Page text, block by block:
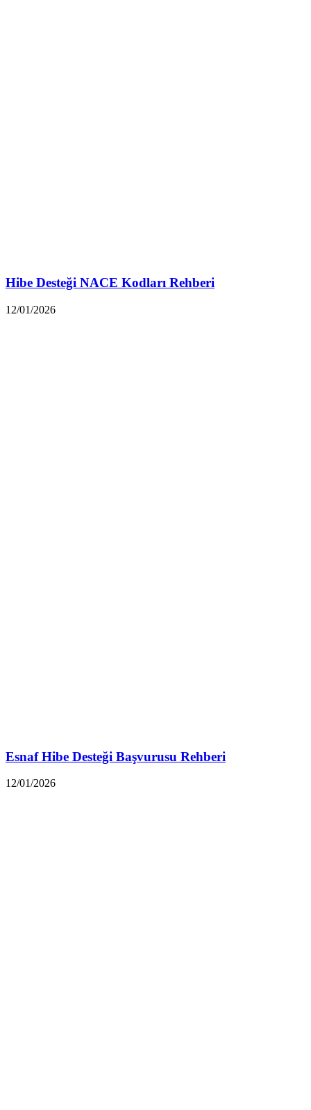
Hibe Desteği NACE Kodları Rehberi
12/01/2026
Esnaf Hibe Desteği Başvurusu Rehberi
12/01/2026